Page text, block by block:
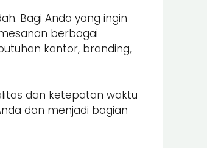
Bagi Anda yang ingin
berbagai
kantor, branding,
dan ketepatan waktu
dan menjadi bagian